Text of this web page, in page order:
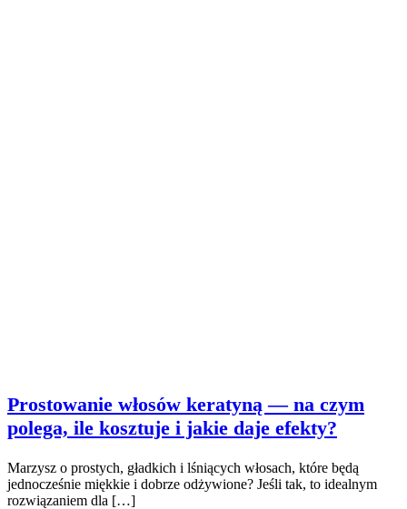
Prostowanie włosów keratyną — na czym
polega, ile kosztuje i jakie daje efekty?
Marzysz o prostych, gładkich i lśniących włosach, które będą
jednocześnie miękkie i dobrze odżywione? Jeśli tak, to idealnym
rozwiązaniem dla […]